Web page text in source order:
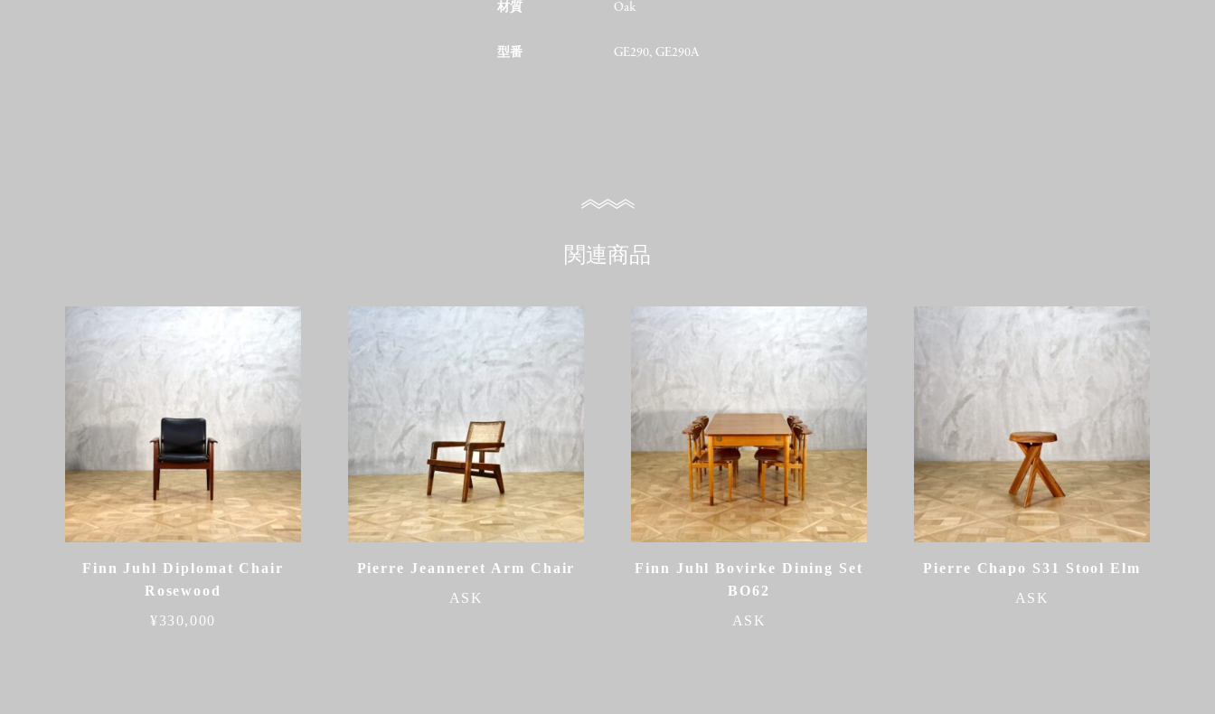
材質 Oak
型番 GE290, GE290A
関連商品
Finn Juhl Diplomat Chair
Rosewood
¥330,000
Pierre Jeanneret Arm Chair
ASK
Finn Juhl Bovirke Dining Set
BO62
ASK
Pierre Chapo S31 Stool Elm
ASK